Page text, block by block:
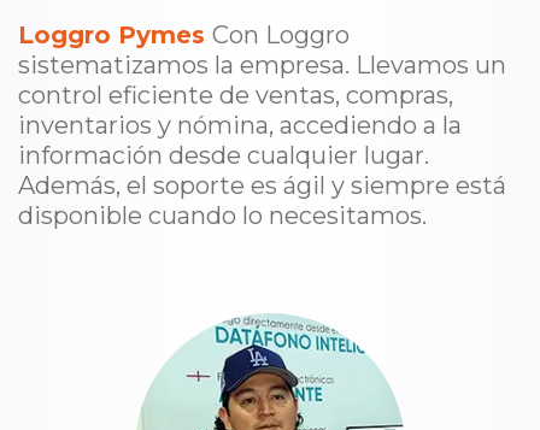
Loggro Pymes Con Loggro
sistematizamos la empresa. Llevamos un
control eficiente de ventas, compras,
inventarios y nómina, accediendo a la
información desde cualquier lugar.
Además, el soporte es ágil y siempre está
disponible cuando lo necesitamos.